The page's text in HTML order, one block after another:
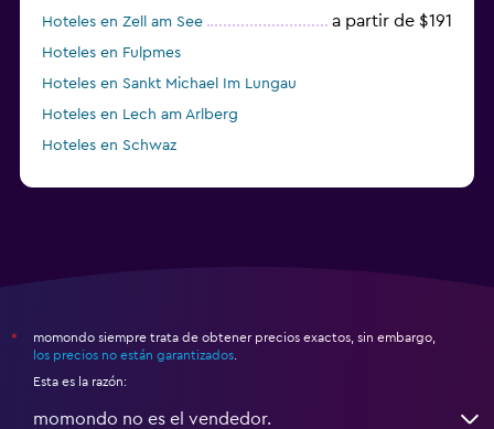
Hoteles en Zell am See a partir de $191
Hoteles en Fulpmes
Hoteles en Sankt Michael Im Lungau
Hoteles en Lech am Arlberg
Hoteles en Schwaz
*
momondo siempre trata de obtener precios exactos, sin embargo,
los precios no están garantizados
Esta es la razón:
momondo no es el vendedor.